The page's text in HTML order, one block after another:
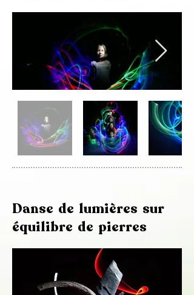
Danse de lumières sur
équilibre de pierres